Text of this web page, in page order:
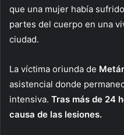
que una mujer había
partes del cuerpo en una
ciudad.
La víctima oriunda de
asistencial donde
intensiva. Tras más de 24
causa de las lesiones.